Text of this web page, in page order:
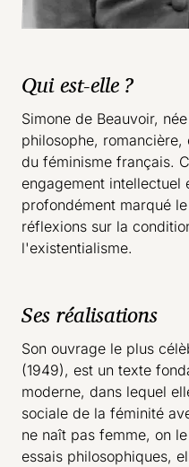
Qui est-elle ?
Simone de Beauvoir,
philosophe,
du féminisme français.
engagement intellectuel
profondément marqué
réflexions sur la
l'existentialisme.
Ses réalisations
Son ouvrage le plus
(1949), est un texte
moderne, dans lequel
sociale de la féminité
ne naît pas femme, on
essais philosophiques,